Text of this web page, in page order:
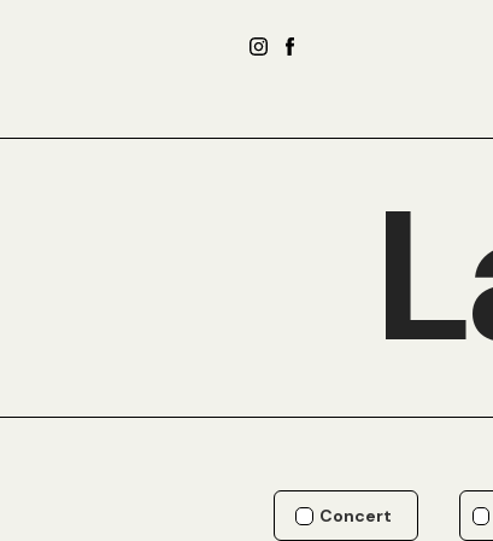
Concert